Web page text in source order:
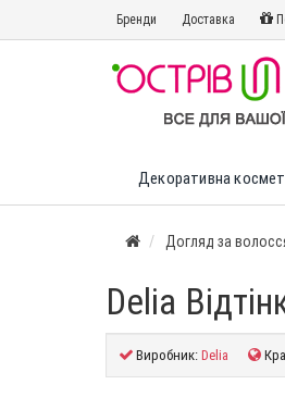
Бренди Доставка
Декоративна
Догляд за
Delia
Виробник:Delia